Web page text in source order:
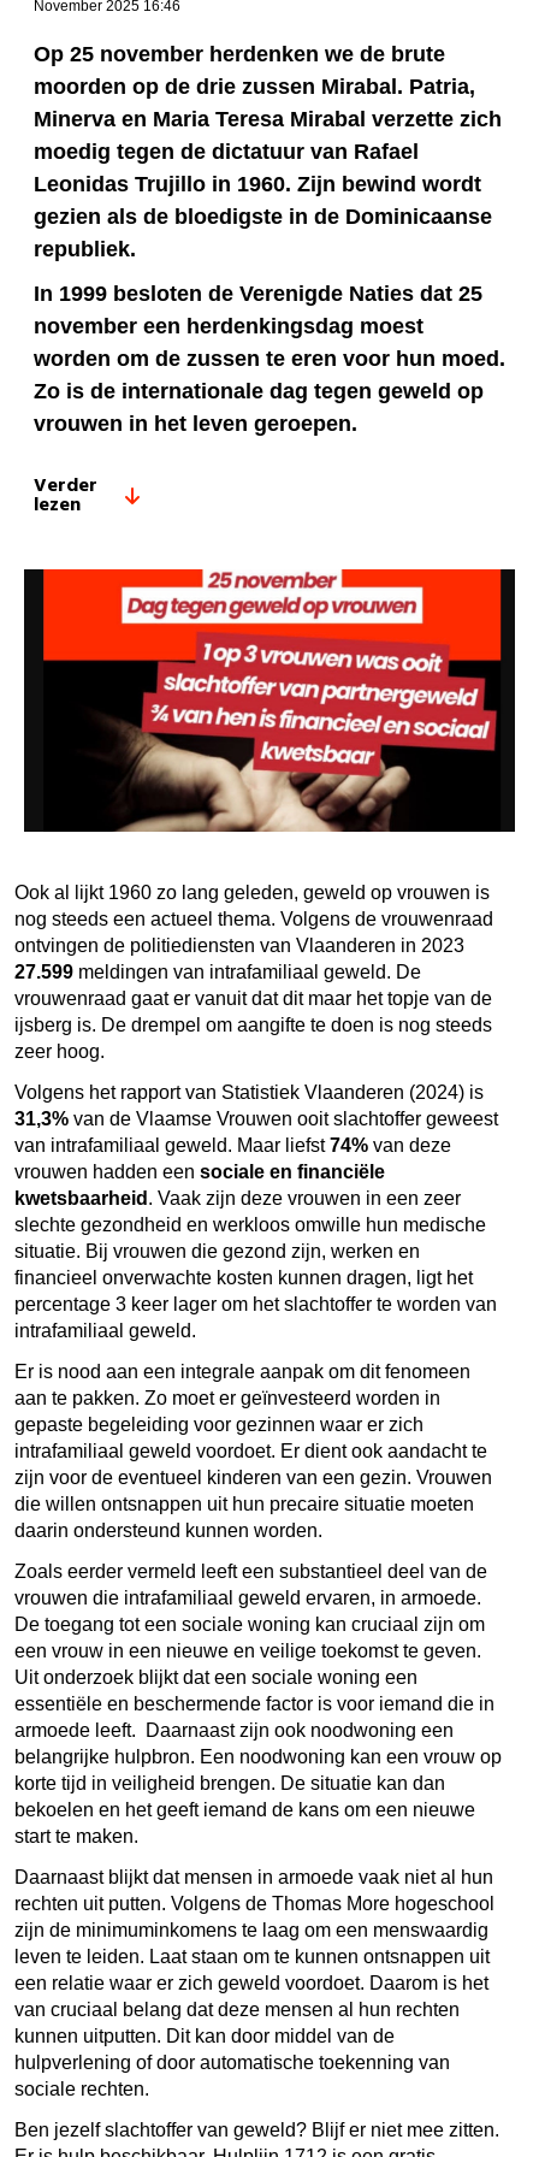
November 2025 16:46
Op 25 november herdenken we de brute
moorden op de drie zussen Mirabal. Patria,
Minerva en Maria Teresa Mirabal verzette zich
moedig tegen de dictatuur van Rafael
Leonidas Trujillo in 1960. Zijn bewind wordt
gezien als de bloedigste in de Dominicaanse
republiek.
In 1999 besloten de Verenigde Naties dat 25
november een herdenkingsdag moest
worden om de zussen te eren voor hun moed.
Zo is de internationale dag tegen geweld op
vrouwen in het leven geroepen.
Verder
lezen
Ook al lijkt 1960 zo lang geleden, geweld op vrouwen is
nog steeds een actueel thema. Volgens de vrouwenraad
ontvingen de politiediensten van Vlaanderen in 2023
27.599 meldingen van intrafamiliaal geweld. De
vrouwenraad gaat er vanuit dat dit maar het topje van de
ijsberg is. De drempel om aangifte te doen is nog steeds
zeer hoog.
Volgens het rapport van Statistiek Vlaanderen (2024) is
31,3% van de Vlaamse Vrouwen ooit slachtoffer geweest
van intrafamiliaal geweld. Maar liefst74% van deze
vrouwen hadden een sociale en financiële
kwetsbaarheid . Vaak zijn deze vrouwen in een zeer
slechte gezondheid en werkloos omwille hun medische
situatie. Bij vrouwen die gezond zijn, werken en
financieel onverwachte kosten kunnen dragen, ligt het
percentage 3 keer lager om het slachtoffer te worden van
intrafamiliaal geweld.
Er is nood aan een integrale aanpak om dit fenomeen
aan te pakken. Zo moet er geïnvesteerd worden in
gepaste begeleiding voor gezinnen waar er zich
intrafamiliaal geweld voordoet. Er dient ook aandacht te
zijn voor de eventueel kinderen van een gezin. Vrouwen
die willen ontsnappen uit hun precaire situatie moeten
daarin ondersteund kunnen worden.
Zoals eerder vermeld leeft een substantieel deel van de
vrouwen die intrafamiliaal geweld ervaren, in armoede.
De toegang tot een sociale woning kan cruciaal zijn om
een vrouw in een nieuwe en veilige toekomst te geven.
Uit onderzoek blijkt dat een sociale woning een
essentiële en beschermende factor is voor iemand die in
armoede leeft. Daarnaast zijn ook noodwoning een
belangrijke hulpbron. Een noodwoning kan een vrouw op
korte tijd in veiligheid brengen. De situatie kan dan
bekoelen en het geeft iemand de kans om een nieuwe
start te maken.
Daarnaast blijkt dat mensen in armoede vaak niet al hun
rechten uit putten. Volgens de Thomas More hogeschool
zijn de minimuminkomens te laag om een menswaardig
leven te leiden. Laat staan om te kunnen ontsnappen uit
een relatie waar er zich geweld voordoet. Daarom is het
van cruciaal belang dat deze mensen al hun rechten
kunnen uitputten. Dit kan door middel van de
hulpverlening of door automatische toekenning van
sociale rechten.
Ben jezelf slachtoffer van geweld? Blijf er niet mee zitten.